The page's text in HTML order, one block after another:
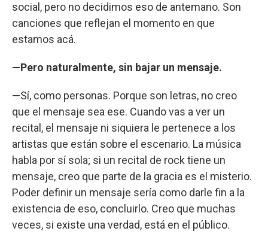
social, pero no decidimos eso de antemano. Son
canciones que reflejan el momento en que
estamos acá.
—Pero naturalmente, sin bajar un mensaje.
—Sí, como personas. Porque son letras, no creo
que el mensaje sea ese. Cuando vas a ver un
recital, el mensaje ni siquiera le pertenece a los
artistas que están sobre el escenario. La música
habla por sí sola; si un recital de rock tiene un
mensaje, creo que parte de la gracia es el misterio.
Poder definir un mensaje sería como darle fin a la
existencia de eso, concluirlo. Creo que muchas
veces, si existe una verdad, está en el público.